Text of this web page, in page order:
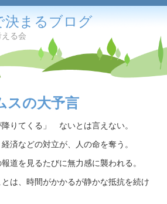
決まるブログ
る会
スの大予言
降りてくる」 ないとは言えない。
済などの対立が、人の命を奪う。
道を見るたびに無力感に襲われる。
は、時間がかかるが静かな抵抗を続け